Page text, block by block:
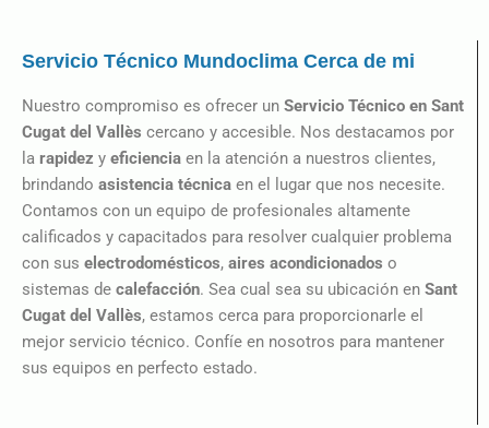
Servicio Técnico Mundoclima Cerca de mi
Nuestro compromiso es ofrecer un Servicio Técnico en Sant
Cugat del Vallès cercano y accesible. Nos destacamos por
la rapidez y eficiencia en la atención a nuestros clientes,
brindando asistencia técnica en el lugar que nos necesite.
Contamos con un equipo de profesionales altamente
calificados y capacitados para resolver cualquier problema
con sus electrodomésticos, aires acondicionados o
sistemas de calefacción. Sea cual sea su ubicación en Sant
Cugat del Vallès, estamos cerca para proporcionarle el
mejor servicio técnico. Confíe en nosotros para mantener
sus equipos en perfecto estado.